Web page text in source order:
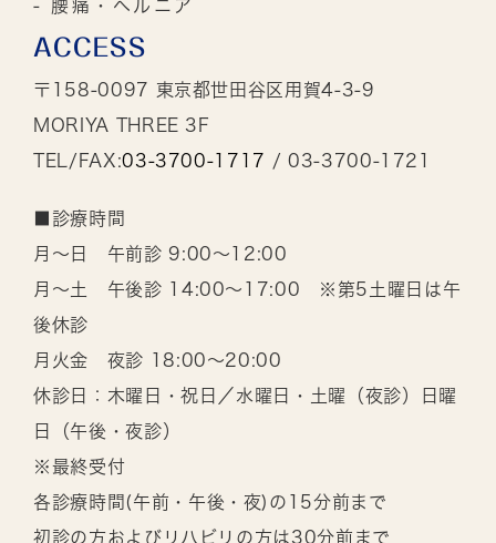
- 腰痛・ヘルニア
ACCESS
〒158-0097 東京都世田谷区用賀4-3-9
MORIYA THREE 3F
TEL/FAX:03-3700-1717 / 03-3700-1721
■診療時間
月～日 午前診 9:00～12:00
月～土 午後診 14:00～17:00 ※第5土曜日は午
後休診
月火金 夜診 18:00～20:00
休診日：木曜日・祝日／水曜日・土曜（夜診）日曜
日（午後・夜診）
※最終受付
各診療時間(午前・午後・夜)の15分前まで
初診の方およびリハビリの方は30分前まで